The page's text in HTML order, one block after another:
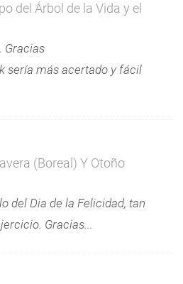
del Árbol de la Vida y el
Gracias
sería más acertado y fácil
(Boreal) Y Otoño
del Dia de la Felicidad, tan
Gracias...